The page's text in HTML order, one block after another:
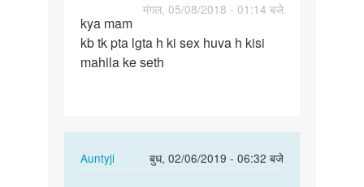
मंगल, 05/08/2018 - 01:14 बजे
kya
mam
kb
ki…
kya mam
kb tk pta lgta h ki sex huva h kisi
mahila ke seth
Auntyji
बुध, 02/06/2019 - 06:32 बजे
In